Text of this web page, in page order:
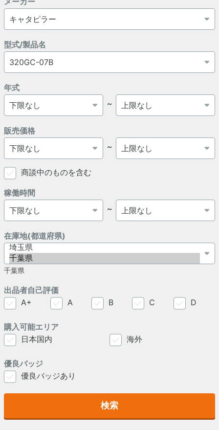
型式/製品名
年式
～
販売価格
～
商談中のものを含む
稼働時間
～
在庫地(都道府県)
千葉県
出品者自己評価
A+
A B C D
購入可能エリア
日本国内
海外
優良バッジ
優良バッジあり
検索